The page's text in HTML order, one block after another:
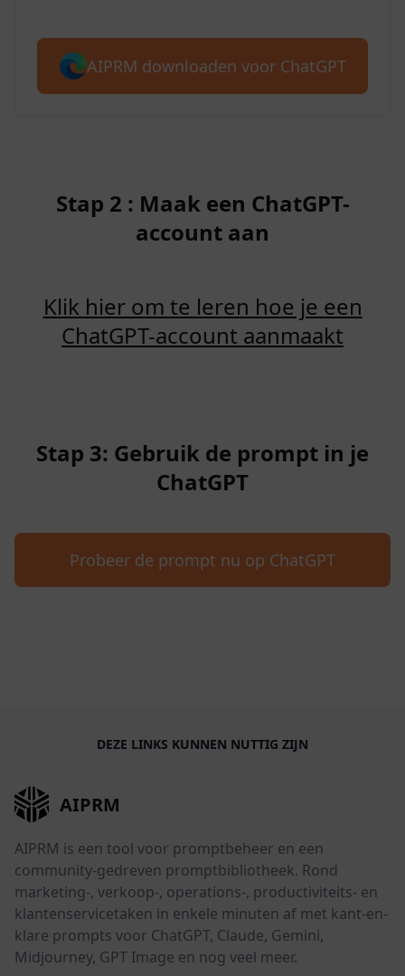
AIPRM downloaden voor ChatGPT
Stap 2 : Maak een ChatGPT-
account aan
Klik hier om te leren hoe je een
ChatGPT-account aanmaakt
Stap 3: Gebruik de prompt in je
ChatGPT
Probeer de prompt nu op ChatGPT
DEZE LINKS KUNNEN NUTTIG ZIJN
AIPRM
AIPRM is een tool voor promptbeheer en een
community-gedreven promptbibliotheek. Rond
marketing-, verkoop-, operations-, productiviteits- en
klantenservicetaken in enkele minuten af met kant-en-
klare prompts voor ChatGPT, Claude, Gemini,
Midjourney, GPT Image en nog veel meer.